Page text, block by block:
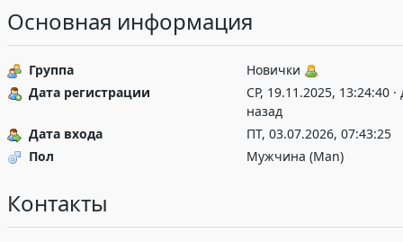
Основная информация
Группа
Новички
Дата регистрации
СР, 19.11.2025, 13:24:40 ·
назад
Дата входа
ПТ, 03.07.2026, 07:43:25
Пол
Мужчина (Man)
Контакты